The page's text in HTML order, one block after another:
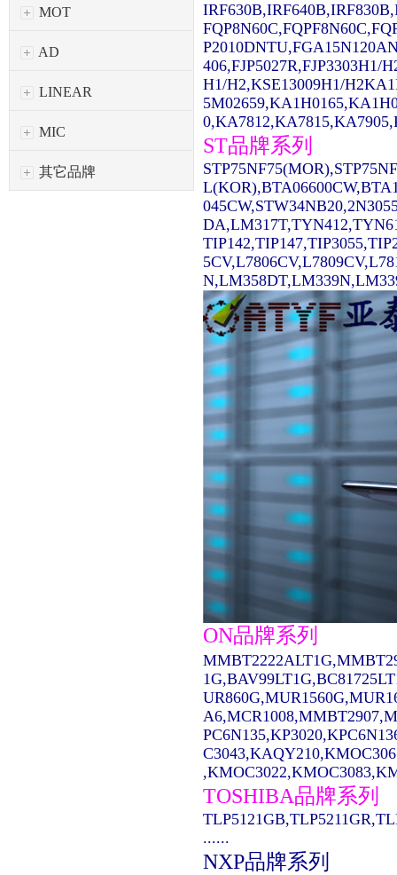
MOT
AD
LINEAR
MIC
其它品牌
406,FJP5027R,FJP3303H1/
H1/H2,KSE13009H1/
ST品牌系列
ON品牌系列
TOSHIBA品牌系列
......
NXP品牌系列